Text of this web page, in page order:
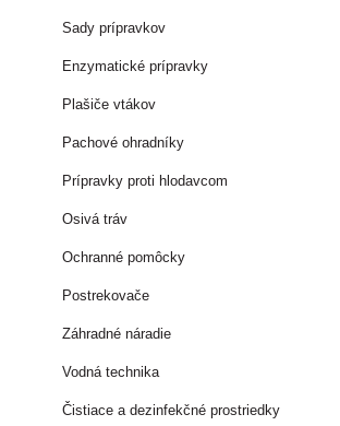
Sady prípravkov
Enzymatické prípravky
Plašiče vtákov
Pachové ohradníky
Prípravky proti hlodavcom
Osivá tráv
Ochranné pomôcky
Postrekovače
Záhradné náradie
Vodná technika
Čistiace a dezinfekčné prostriedky